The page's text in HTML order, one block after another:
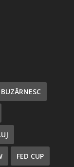
BUZĂRNESC
FED CUP